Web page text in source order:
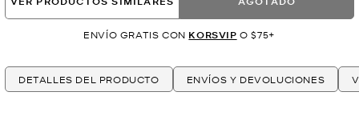
ENVÍO GRATIS CON KORSVIP O $75+
DETALLES DEL PRODUCTO ENVÍOS Y DEVOLUCIONES